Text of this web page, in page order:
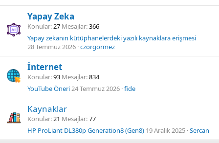
Yapay Zeka
Konular 27 Mesajlar 366
Yapay zekanın kütüphanelerdeki yazılı kaynaklara erişmesi
28 Temmuz 2026 czorgormez
İnternet
Konular 93 Mesajlar 834
YouTube Öneri24 Temmuz 2026 fide
Kaynaklar
Konular 21 Mesajlar 77
HP ProLiant DL380p Generation8 (Gen8) 19 Aralık 2025 Sercan